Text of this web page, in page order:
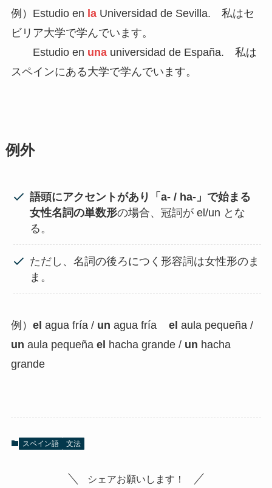
例）Estudio en laUniversidad de Sevilla. 私はセ
ビリア大学で学んでいます。
Estudio en unauniversidad de España. 私は
スペインにある大学で学んでいます。
例外
語頭にアクセントがあり「a- / ha-」で始まる
女性名詞の単数形の場合、冠詞が el/un とな
る。
ただし、名詞の後ろにつく形容詞は女性形のま
ま。
例） el agua fría / un agua fría el aula pequeña /
un aula pequeña el hacha grande / un hacha
grande
スペイン語 文法
シェアお願いします！